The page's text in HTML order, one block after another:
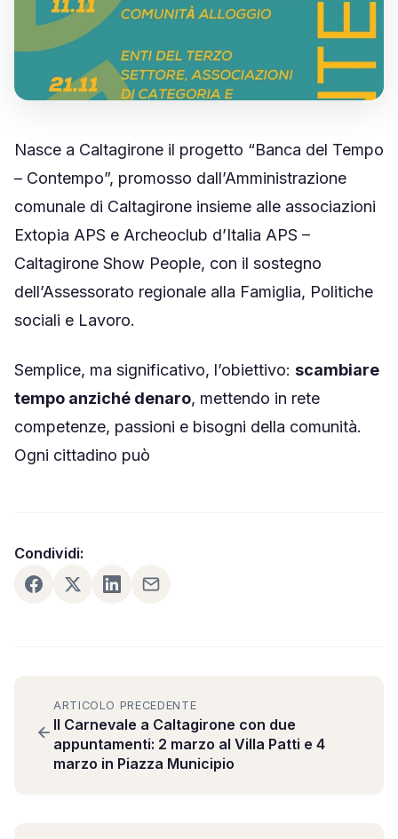
PARTECIPA
🤝 Diventa Socio
✋ Dai una mano
❤️ Sostienici
INFO
📋 Trasparenza
✉️ Contatti
Nasce a Caltagirone il progetto “Banca del Tempo
– Contempo”, promosso dall’Amministrazione
comunale di Caltagirone insieme alle associazioni
Extopia APS e Archeoclub d’Italia APS –
Caltagirone Show People, con il sostegno
dell’Assessorato regionale alla Famiglia, Politiche
sociali e Lavoro.
Semplice, ma significativo, l’obiettivo: scambiare
tempo anziché denaro, mettendo in rete
competenze, passioni e bisogni della comunità.
Ogni cittadino può
Condividi:
ARTICOLO PRECEDENTE
Il Carnevale a Caltagirone con due
appuntamenti: 2 marzo al Villa Patti e 4
marzo in Piazza Municipio